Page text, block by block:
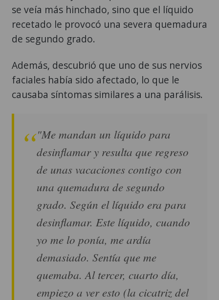
se veía más hinchado, sino que el líquido
recetado le provocó una severa quemadura
de segundo grado.
Además, descubrió que uno de sus nervios
faciales había sido afectado, lo que le
causaba síntomas similares a una parálisis.
"Me mandan un líquido para
desinflamar y resulta que regreso
de unas vacaciones contigo con
una quemadura de segundo
grado. Según el líquido era para
desinflamar. Este líquido, cuando
yo me lo ponía, me ardía
demasiado. Sentía que me
quemaba. Al tercer, cuarto día,
empiezo a ver esto (la cicatriz del